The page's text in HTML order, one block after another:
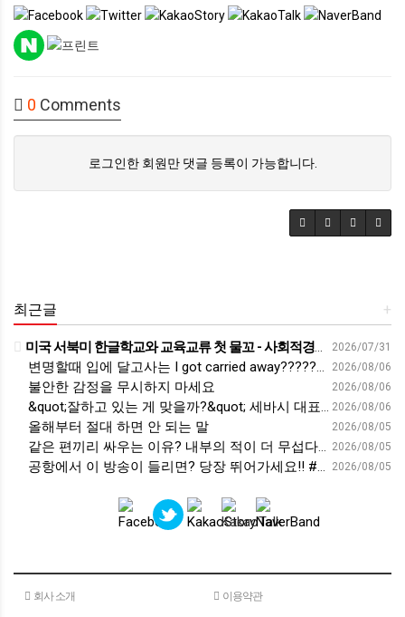
0 Comments
로그인한 회원만 댓글 등록이 가능합니다.
+
최근글
2026/07/31
미국 서북미 한글학교와 교육교류 첫 물꼬 - 사회적경제뉴스
2026/08/06
변명할때 입에 달고사는 I got carried away????????
2026/08/06
불안한 감정을 무시하지 마세요
2026/08/06
&quot;잘하고 있는 게 맞을까?&quot; 세바시 대표가 비교 지옥에서 탈출한 방법 [#세바시45 에디토리얼 ep.2]
2026/08/05
올해부터 절대 하면 안 되는 말
2026/08/05
같은 편끼리 싸우는 이유? 내부의 적이 더 무섭다? 인간이 갈등을 빚는 이유ㅣ최재천의 아마존
2026/08/05
공항에서 이 방송이 들리면? 당장 뛰어가세요!! #영어회화 #영어표현 #영어공부
회사 소개
이용약관